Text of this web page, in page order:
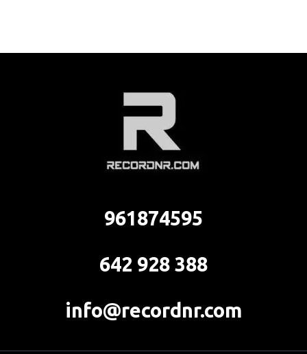
961874595
642 928 388
info@recordnr.com